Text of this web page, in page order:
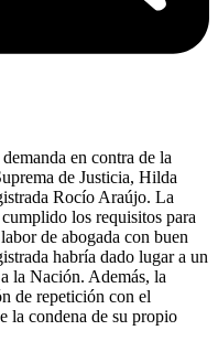
en contra de la
de Justicia, Hilda
Rocío Araújo. La
los requisitos para
de abogada con buen
habría dado lugar a un
la Nación. Además, la
de repetición con el
la condena de su propio